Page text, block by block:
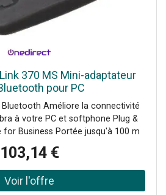
370 MS Mini-adaptateur
pour PC
Bluetooth Améliore la connectivité
à votre PC et softphone Plug &
for Business Portée jusqu'à 100 m
Compatible avec l'Evolve 65 et
Speak 510 + et le Stealth
103,14 €